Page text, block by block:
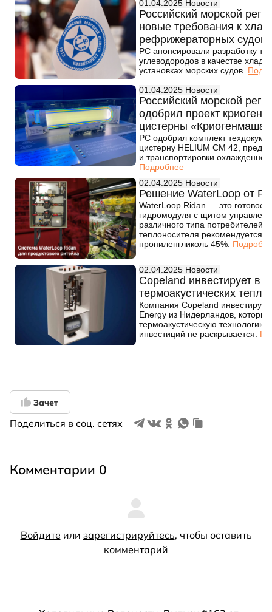
Зачет
Поделиться в соц. сетях
Комментарии 0
Войдите или зарегистрируйтесь, чтобы оставить
комментарий